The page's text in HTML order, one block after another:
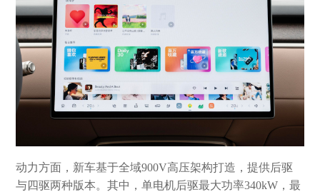
动力方面，新车基于全域900V高压架构打造，提供后驱
与四驱两种版本。其中，单电机后驱最大功率340kW，最